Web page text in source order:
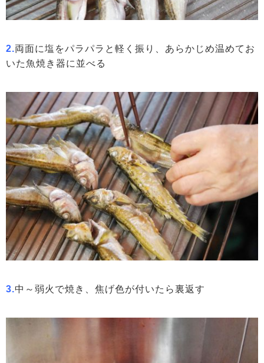
2.両面に塩をパラパラと軽く振り、あらかじめ温めてお
いた魚焼き器に並べる
3.中～弱火で焼き、焦げ色が付いたら裏返す